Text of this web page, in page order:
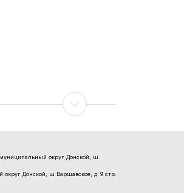
округ Донской, ш
округ Донской, ш Варшавское, д. 9 стр.